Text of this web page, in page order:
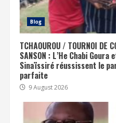
Blog
TCHAOUROU / TOURNOI DE
SANSON : L’He Chabi Goura
Sinaïssiré réussissent le
parfaite
9 August 2026